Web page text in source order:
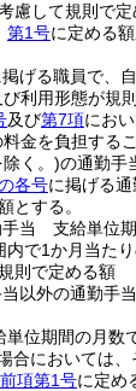
慮して規則で
第1号に定める
掲げる職員で、
利用形態が規
及び第7項にお
金を負担する
く。)の通勤手
各号に掲げる
とする。
当 支給単位期
で1か月当た
則で定める額
当以外の通勤手
位期間の月数
合においては、
前項第1号に定め